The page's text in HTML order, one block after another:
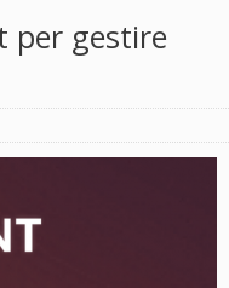
per gestire